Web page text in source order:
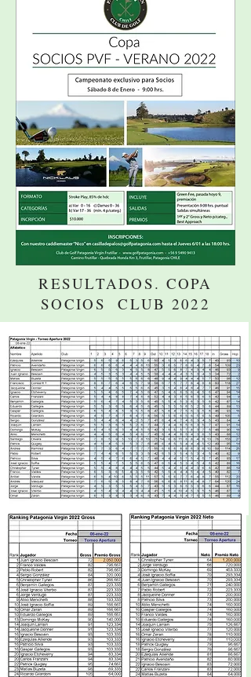
RESULTADOS. COPA
SOCIOS CLUB 2022